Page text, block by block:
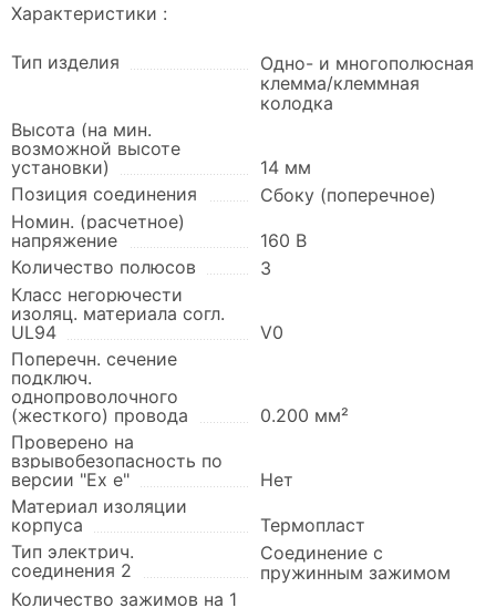
Характеристики :
Тип изделия
Одно- и многополюсная
клемма/клеммная
колодка
Высота (на мин.
возможной высоте
установки)
14 мм
Позиция соединения
Сбоку (поперечное)
Номин. (расчетное)
напряжение
160 В
Количество полюсов
3
Класс негорючести
изоляц. материала согл.
UL94
V0
Поперечн. сечение
подключ.
однопроволочного
(жесткого) провода
0.200 мм²
Проверено на
взрывобезопасность по
версии "Ex e"
Нет
Материал изоляции
корпуса
Термопласт
Тип электрич.
соединения 2
Соединение с
пружинным зажимом
Количество зажимов на 1